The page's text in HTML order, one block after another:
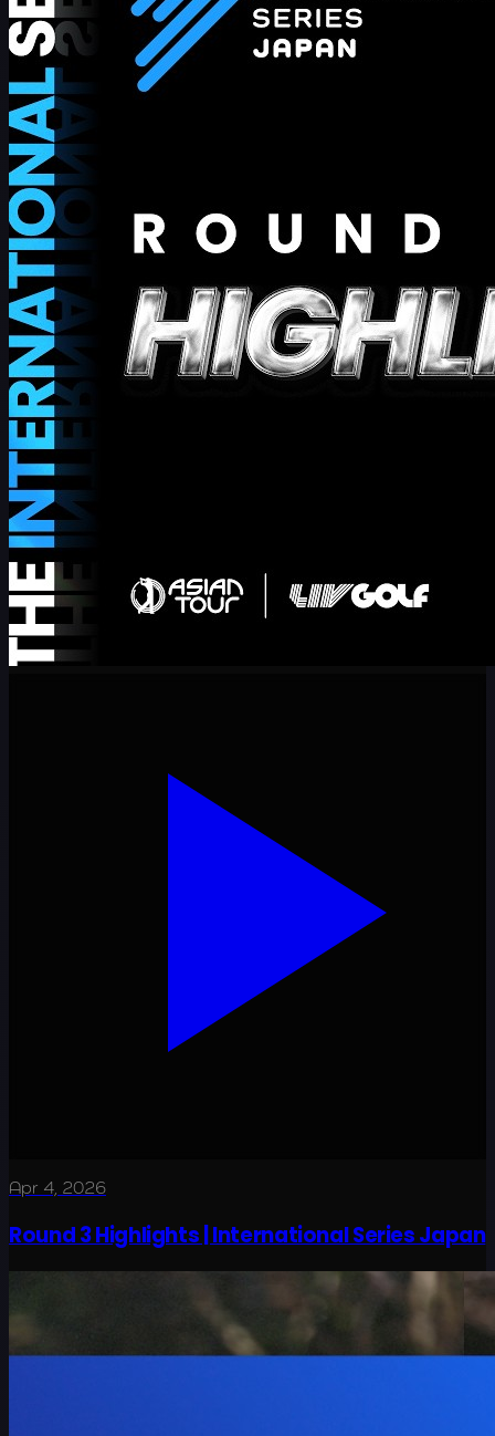
Apr 4, 2026
Round 3 Highlights | International Series Japan